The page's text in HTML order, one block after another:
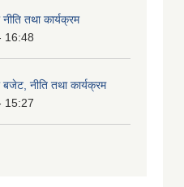
तथा कार्यक्रम
16:48
नीति तथा कार्यक्रम
15:27